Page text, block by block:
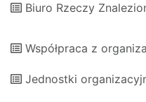
Biuro Rzeczy
Współpraca z
Jednostki